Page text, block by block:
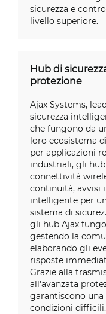
sicurezza e
livello superiore.
Hub di
protezione
Ajax Systems,
sicurezza
che fungono da
loro ecosistema
per applicazioni
industriali, gli
connettività
continuità, avvisi
intelligente per
sistema di
gli hub Ajax
gestendo la
elaborando gli
risposte
Grazie alla
all'avanzata
garantiscono
condizioni difficili.